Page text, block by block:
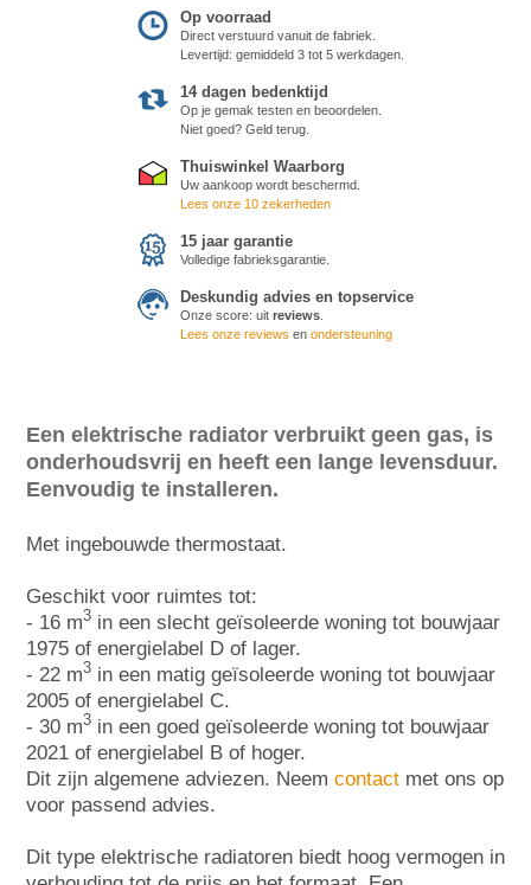
Op voorraad
Direct verstuurd vanuit de fabriek.
Levertijd: gemiddeld 3 tot 5 werkdagen.
14 dagen bedenktijd
Op je gemak testen en beoordelen.
Niet goed? Geld terug.
Thuiswinkel Waarborg
Uw aankoop wordt beschermd.
Lees onze 10 zekerheden
15 jaar garantie
Volledige fabrieksgarantie.
Deskundig advies en topservice
Onze score: uit reviews
Lees onze reviews en ondersteuning
Een elektrische radiator verbruikt geen gas, is
onderhoudsvrij en heeft een lange levensduur.
Eenvoudig te installeren.
Met ingebouwde thermostaat.
Geschikt voor ruimtes tot:
- 16 m3 in een slecht geïsoleerde woning tot bouwjaar
1975 of energielabel D of lager.
- 22 m3 in een matig geïsoleerde woning tot bouwjaar
2005 of energielabel C.
- 30 m3 in een goed geïsoleerde woning tot bouwjaar
2021 of energielabel B of hoger.
Dit zijn algemene adviezen. Neem contact met ons op
voor passend advies.
Dit type elektrische radiatoren biedt hoog vermogen in